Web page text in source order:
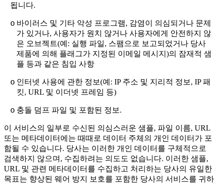
됩니다.
o 바이러스 및 기타 악성 프로그램, 감염이 의심되거나 문제
가 있거나, 사용자가 원치 않거나 사용자에게 안전하지 않
은 오브젝트(예: 실행 파일, 스팸으로 보고되었거나 당사
제품에 의해 플래그가 지정된 이메일 메시지)의 잠재적 샘
플 등과 같은 침입 사항
o 인터넷 사용에 관한 정보(예: IP 주소 및 지리적 정보, IP 패
킷, URL 및 이더넷 프레임 등)
o 충돌 덤프 파일 및 포함된 정보.
이 서비스의 일부로 수신된 의심스러운 샘플, 파일 이름, URL
또는 메타데이터에는 때때로 데이터 주체의 개인 데이터가 포
함될 수 있습니다. 당사는 이러한 개인 데이터를 구체적으로
검색하지 않으며, 수집하려는 의도도 없습니다. 이러한 샘플,
URL 및 관련 메타데이터를 수집하고 처리하는 당사의 유일한
목표는 향상된 웨어 방지 보호를 포함한 당사의 서비스를 귀하